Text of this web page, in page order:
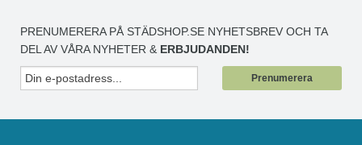
PRENUMERERA PÅ STÄDSHOP.SE NYHETSBREV OCH TA
DEL AV VÅRA NYHETER & ERBJUDANDEN!
Prenumerera